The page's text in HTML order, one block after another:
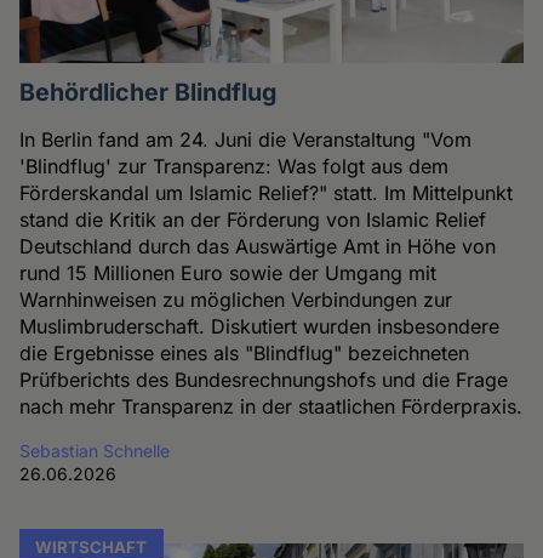
Behördlicher Blindflug
In Berlin fand am 24. Juni die Veranstaltung "Vom
'Blindflug' zur Transparenz: Was folgt aus dem
Förderskandal um Islamic Relief?" statt. Im Mittelpunkt
stand die Kritik an der Förderung von Islamic Relief
Deutschland durch das Auswärtige Amt in Höhe von
rund 15 Millionen Euro sowie der Umgang mit
Warnhinweisen zu möglichen Verbindungen zur
Muslimbruderschaft. Diskutiert wurden insbesondere
die Ergebnisse eines als "Blindflug" bezeichneten
Prüfberichts des Bundesrechnungshofs und die Frage
nach mehr Transparenz in der staatlichen Förderpraxis.
Sebastian Schnelle
26.06.2026
WIRTSCHAFT